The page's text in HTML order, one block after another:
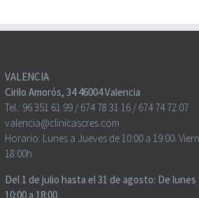
VALENCIA
Cirilo Amorós, 34 46004 Valencia
Tel.: 96 351 61 99 / 674 78 31 16 / 674 74 72 07
valencia@clinicascres.com
Horario: Lunes a Jueves de 10:00 a 19:00.
18:00h
Del 1 de julio hasta el 31 de agosto: De
10:00 a 18:00